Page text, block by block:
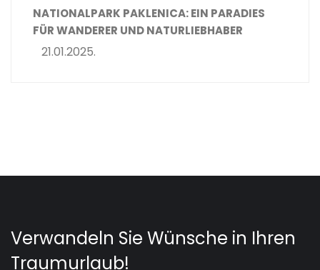
NATIONALPARK PAKLENICA: EIN PARADIES
FÜR WANDERER UND NATURLIEBHABER
21.01.2025.